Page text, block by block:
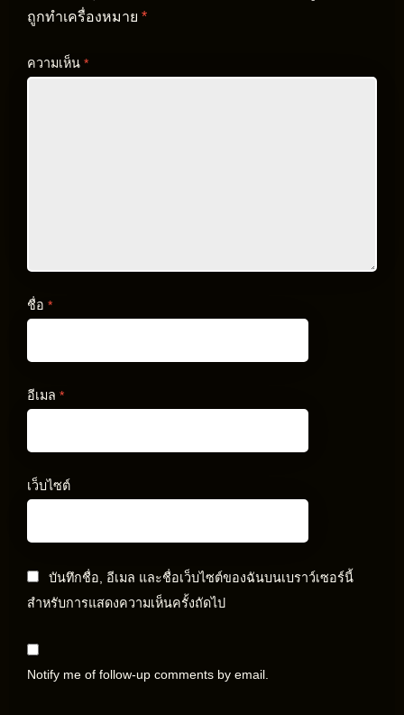
ถูกทำเครื่องหมาย *
ความเห็น *
ชื่อ *
อีเมล *
เว็บไซต์
บันทึกชื่อ, อีเมล และชื่อเว็บไซต์ของฉันบนเบราว์เซอร์นี้
สำหรับการแสดงความเห็นครั้งถัดไป
Notify me of follow-up comments by email.